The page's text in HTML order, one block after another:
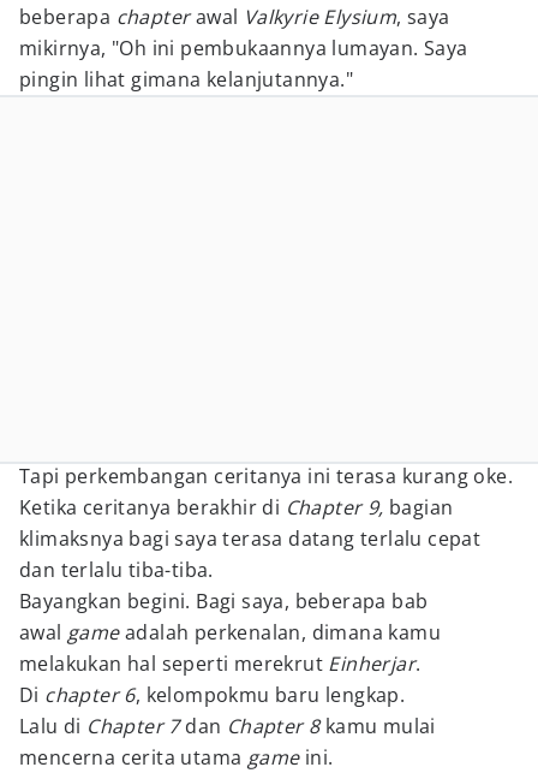
beberapa chapterawal Valkyrie Elysium, saya
mikirnya, "Oh ini pembukaannya lumayan. Saya
pingin lihat gimana kelanjutannya."
Tapi perkembangan ceritanya ini terasa kurang oke.
Ketika ceritanya berakhir di Chapter 9, bagian
klimaksnya bagi saya terasa datang terlalu cepat
dan terlalu tiba-tiba.
Bayangkan begini. Bagi saya, beberapa bab
awal gameadalah perkenalan, dimana kamu
melakukan hal seperti merekrut Einherjar.
Di chapter 6, kelompokmu baru lengkap.
Lalu di Chapter 7dan Chapter 8kamu mulai
mencerna cerita utama game ini.